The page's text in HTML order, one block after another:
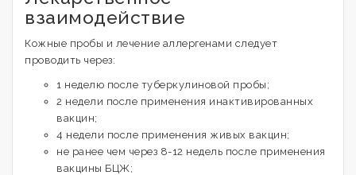
взаимодействие
Кожные пробы и лечение аллергенами следует
проводить через:
1 неделю после туберкулиновой пробы;
2 недели после применения инактивированных
вакцин;
4 недели после применения живых вакцин;
не ранее чем через 8-12 недель после применения
вакцины БЦЖ;